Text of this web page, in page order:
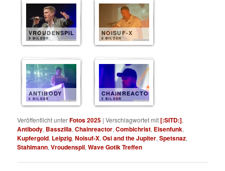
VROUDENSPIL
9 BILDER
NOISUF-X
8 BILDER
ANTIBODY
6 BILDER
CHAINREACTOR
5 BILDER
Veröffentlicht unterFotos 2025 |Verschlagwortet mit[:SITD:],
Antibody, Basszilla,Chainreactor,Combichrist, Eisenfunk,
Kupfergold, Leipzig,Noisuf-X,Osi and the Jupiter,Spetsnaz,
Stahlmann,Vroudenspil,Wave Gotik Treffen